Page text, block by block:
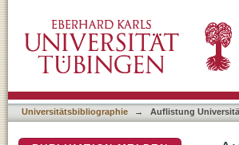
Universitätsbibliographie → Auflistung